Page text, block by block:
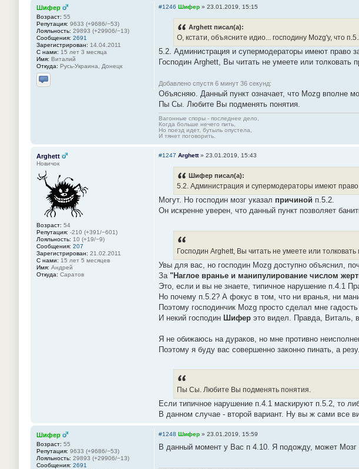
Шифер
Возраст: 55
Репутация: 9633 (+9686/−53)
Лояльность: 29893 (+29906/−13)
Сообщения: 2691
Зарегистрирован: 14.04.2011
С нами: 15 лет 3 месяца
Имя: Виталий
Откуда: Русь-Украина, Донецк
Отправить личное сообщение
#1246 Шифер » 23.01.2019, 15:15
Arghett писал(а):
О, кстати, объясните идио... господину Mozg'у, что
5.2. Администрация и супермодераторы имеют право
Господин Arghett, Вы читать не умеете или толковать
Добавлено спустя 6 минут 36 секунд:
Объясняю. Данный пункт означает, что Mozg вполне
Пы Сы. Любите Вы подменять понятия.
Вагонные споры - последнее дело,
Когда больше нечего пить,
Но поезд идет, бутыль опустела,
И тянет поговорить.
Arghett
Новичок
Возраст: 54
Репутация: -210 (+391/−601)
Лояльность: 10 (+19/−9)
Сообщения: 207
Зарегистрирован: 21.02.2011
С нами: 15 лет 5 месяцев
Имя: Андрей
Откуда: Саратов
#1247 Arghett» 23.01.2019, 15:43
Шифер писал(а):
5.2. Администрация и супермодераторы имеют
Могут. Но господин мозг указал причиной п.5.2.
Он искренне уверен, что данный пункт позволяет
Господин Arghett, Вы читать не умеете или толковать
Увы для вас, но господин Mozg доступно объяснил,
За "Наглое вранье и манипулирование числом
Это, если и вы не знаете, типичное нарушение п.4.1
Но почему п.5.2? А фокус в том, что ни вранья, ни
Поэтому господинчик Mozg просто сделал мне
И некий господин Шифер это видел. Правда, Виталь,
Я не обижаюсь на дураков, но мне противно
Поэтому я буду вас совершенно законно пинать, а
Пы Сы. Любите Вы подменять понятия.
Если типичное нарушение п.4.1 маскируют п.5.2, то
В данном случае - второй вариант. Ну вы ж сами все
Шифер
Возраст: 55
Репутация: 9633 (+9686/−53)
Лояльность: 29893 (+29906/−13)
Сообщения: 2691
#1248 Шифер » 23.01.2019, 15:59
В данный момент у Вас п 4.10. Я подожду, может Мозг